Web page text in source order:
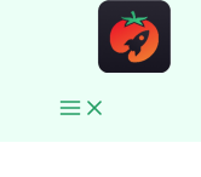
Main